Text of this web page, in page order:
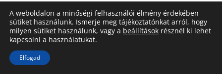
A szín is lehet esküvői
Nem minden menyasszony álmodik hófehér ruháról. Egyre
többen választanak lágy púderrózsaszínt, pezsgőszínt,
halvány barackot vagy akár mélyebb árnyalatokat, mint
például szürkéskék, szénszürke vagy fekete. Ezek a színek
A weboldalon a minőségi felhasználói élmény érdekében
sütiket használunk. Ismerje meg tájékoztatónkat arról, hogy
milyen sütiket használunk, vagy a beállítások résznél ki lehet
kapcsolni a használatukat.
Elfogad